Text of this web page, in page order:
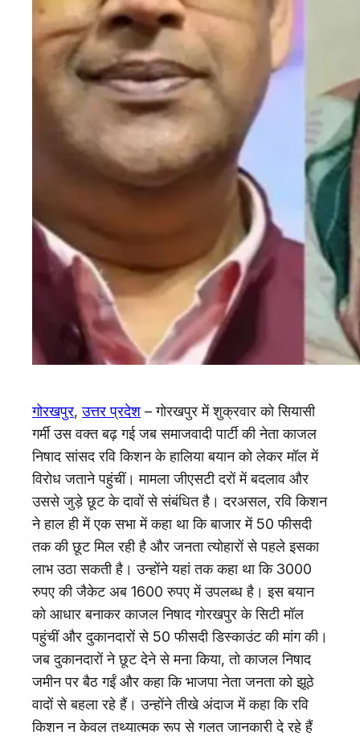
गोरखपुर,उत्तर प्रदेश – गोरखपुर में शुक्रवार को सियासी
गर्मी उस वक्त बढ़ गई जब समाजवादी पार्टी की नेता काजल
निषाद सांसद रवि किशन के हालिया बयान को लेकर मॉल में
विरोध जताने पहुंचीं। मामला जीएसटी दरों में बदलाव और
उससे जुड़े छूट के दावों से संबंधित है। दरअसल, रवि किशन
ने हाल ही में एक सभा में कहा था कि बाजार में 50 फीसदी
तक की छूट मिल रही है और जनता त्योहारों से पहले इसका
लाभ उठा सकती है। उन्होंने यहां तक कहा था कि 3000
रुपए की जैकेट अब 1600 रुपए में उपलब्ध है। इस बयान
को आधार बनाकर काजल निषाद गोरखपुर के सिटी मॉल
पहुंचीं और दुकानदारों से 50 फीसदी डिस्काउंट की मांग की।
जब दुकानदारों ने छूट देने से मना किया, तो काजल निषाद
जमीन पर बैठ गईं और कहा कि भाजपा नेता जनता को झूठे
वादों से बहला रहे हैं। उन्होंने तीखे अंदाज में कहा कि रवि
किशन न केवल तथ्यात्मक रूप से गलत जानकारी दे रहे हैं